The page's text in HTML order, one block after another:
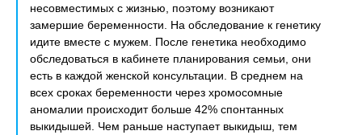
несовместимых с жизнью, поэтому возникают
замершие беременности. На обследование к генетику
идите вместе с мужем. После генетика необходимо
обследоваться в кабинете планирования семьи, они
есть в каждой женской консультации. В среднем на
всех сроках беременности через хромосомные
аномалии происходит больше 42% спонтанных
выкидышей. Чем раньше наступает выкидыш, тем